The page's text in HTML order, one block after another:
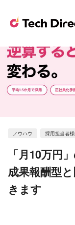
ノウハウ 採用担当者
「月10万円
成果報酬型
きます